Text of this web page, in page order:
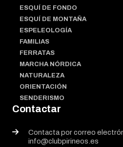
ESQUÍ DE FONDO
ESQUÍ DE MONTAÑA
ESPELEOLOGÍA
FAMILIAS
FERRATAS
MARCHA NÓRDICA
NATURALEZA
ORIENTACIÓN
SENDERISMO
Contactar
Contacta por correo
info@clubpirineos.es